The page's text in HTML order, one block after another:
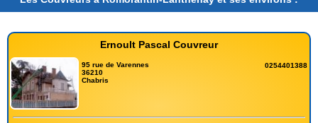
Ernoult Pascal Couvreur
95 rue de Varennes
36210
Chabris
0254401388